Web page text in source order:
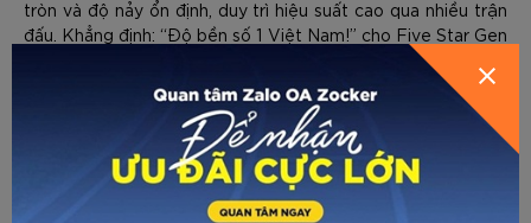
tròn và độ nảy ổn định, duy trì hiệu suất cao qua nhiều trận
đấu. Khẳng định: “Độ bền số 1 Việt Nam!” cho Five Star Gen
Các giải đấu quốc tế trong hệ thống tính điểm DUPRcũng
như các giải đấu phủi khác – nơi có sự góp mặt của những
tay vợt sở hữu phong cách chơi mạnh mẽ với những pha
đập bóng “khủng khiếp” cũng không làm khó được
Five Star Gen 2
. Nhiều tay vợt hàng đầu thậm chí còn tỏ ra
GỬI THÔNG TIN ĐỂ ZOCKER TƯ